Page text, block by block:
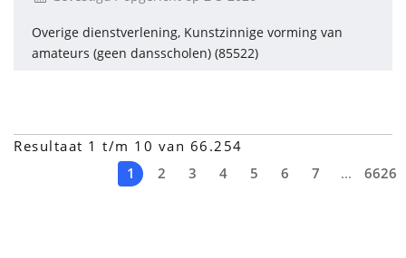
Overige dienstverlening, Kunstzinnige vorming van
amateurs (geen dansscholen) (85522)
Resultaat 1 t/m 10 van 66.254
1
2 3 4 5 6 7 ... 6626